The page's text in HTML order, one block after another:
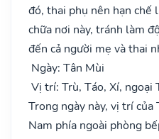
đó, thai phụ nên hạn chế
chữa nơi này, tránh làm
đến cả người mẹ và thai
Ngày: Tân Mùi
Vị trí: Trù, Táo, Xí, ngoại
Trong ngày này, vị trí
Nam phía ngoài phòng